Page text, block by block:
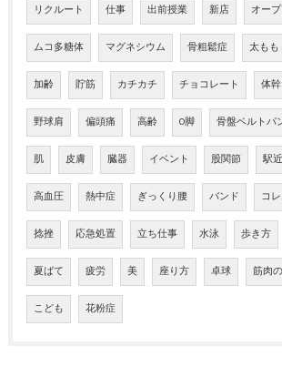
リクルート 仕事 出前授業 新店 オー
ムコ多糖体 マグネシウム 骨粗鬆症 太もも
加齢 貯筋 カチカチ チョコレート 体幹
野球肩 偏頭痛 高齢 O脚 骨盤ベルトパ
肌 皮膚 臓器 イベント 股関節 駅近
高血圧 熱中症 ぎっくり腰 バンド コ
捻挫 応急処置 立ち仕事 水泳 歩き方
夏ばて 疲労 美 座り方 卓球 筋肉
こども 花粉症